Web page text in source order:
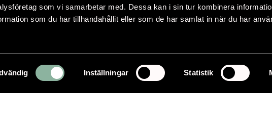
som vi samarbetar med. Dessa kan i sin tur kombinera
som du har tillhandahållit eller som de har samlat in när du har
Inställningar Statistik